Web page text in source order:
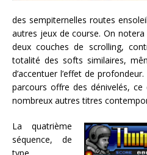
des sempiternelles routes
autres jeux de course. On
deux couches de scrolling,
totalité des softs similaires,
d’accentuer l’effet de
parcours offre des dénivelés, ce
nombreux autres titres
La quatrième
séquence, de